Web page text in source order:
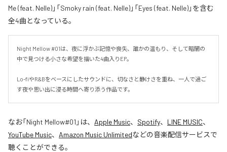
Me (feat. Nelle)」「Smoky rain (feat. Nelle)」「Eyes (feat. Nelle)」を含む
全4曲となっている。
Night Mellow #01は、夜に浮かぶ記憶や喪失、誰かの温もり、そして暗闇の
中で見つける小さな希望を描いた4曲入りEP。
Lo-fiやR&Bをベースにしたサウンドに、切なさと静けさを重ね、一人で過ご
す夜や思い出に浸る時間へ寄り添う作品です。
なお「Night Mellow#01 」は、 Apple Music、 Spotify、 LINE MUSIC、
YouTube Music、 Amazon Music Unlimitedなどの音楽配信サービスで
聴くことができる。